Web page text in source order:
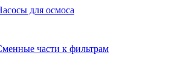
для осмоса
части к фильтрам